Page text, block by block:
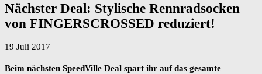
Nächster Deal: Stylische Rennradsocken
von FINGERSCROSSED reduziert!
19 Juli 2017
Beim nächsten SpeedVille Deal spart ihr auf das gesamte